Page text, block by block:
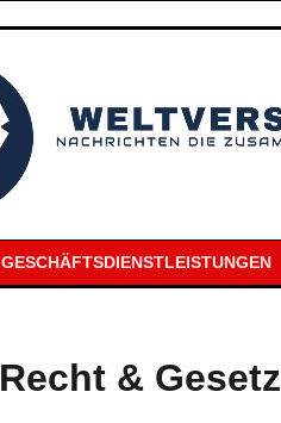
GESCHÄFTSDIENSTLEISTUNGEN
Recht & Gesetz